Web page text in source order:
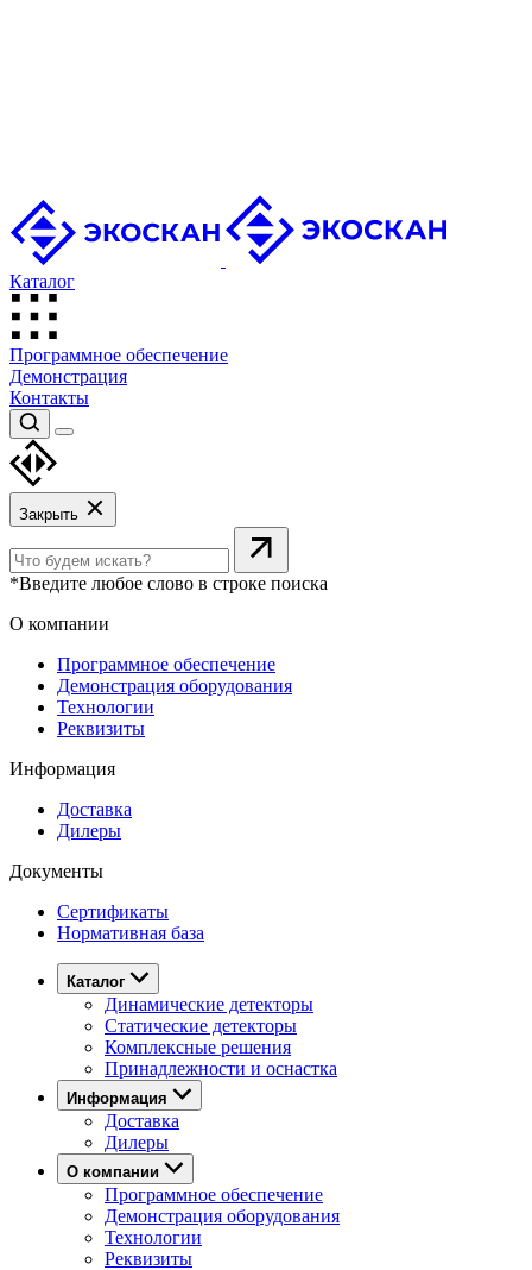
Каталог
Программное обеспечение
Демонстрация
Контакты
Закрыть
*Введите любое слово в строке поиска
О компании
Программное обеспечение
Демонстрация оборудования
Технологии
Реквизиты
Информация
Доставка
Дилеры
Документы
Сертификаты
Нормативная база
Каталог
Динамические детекторы
Статические детекторы
Комплексные решения
Принадлежности и оснастка
Информация
Доставка
Дилеры
О компании
Программное обеспечение
Демонстрация оборудования
Технологии
Реквизиты